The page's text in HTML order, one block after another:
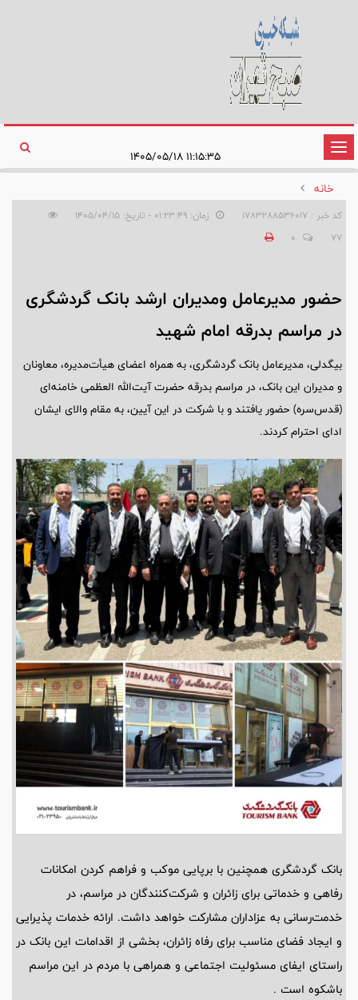
تغییر
وضعیت
ناوبری
خانه
کد خبر : 1783288536017
زمان: ۰۱:۲۳:۴۹ - تاریخ: ۱۴۰۵/۰۴/۱۵
77
0
حضور مدیرعامل و‌مدیران ارشد بانک گردشگری
در مراسم بدرقه امام شهید
بیگدلی، مدیرعامل بانک گردشگری، به همراه اعضای هیأت‌مدیره، معاونان
و مدیران این بانک، در مراسم بدرقه حضرت آیت‌الله العظمی خامنه‌ای
(قدس‌سره) حضور یافتند و با شرکت در این آیین، به مقام والای ایشان
ادای احترام کردند.
بانک گردشگری همچنین با برپایی موکب و فراهم کردن امکانات
رفاهی و خدماتی برای زائران و شرکت‌کنندگان در مراسم، در
خدمت‌رسانی به عزاداران مشارکت خواهد داشت. ارائه خدمات پذیرایی
و ایجاد فضای مناسب برای رفاه زائران، بخشی از اقدامات این بانک در
راستای ایفای مسئولیت اجتماعی و همراهی با مردم در این مراسم
باشکوه است .